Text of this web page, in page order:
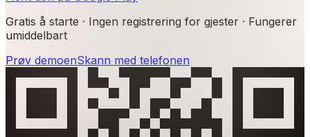
Gratis å starte · Ingen registrering for gjester · Fungerer
umiddelbart
Prøv demoenSkann med telefonen